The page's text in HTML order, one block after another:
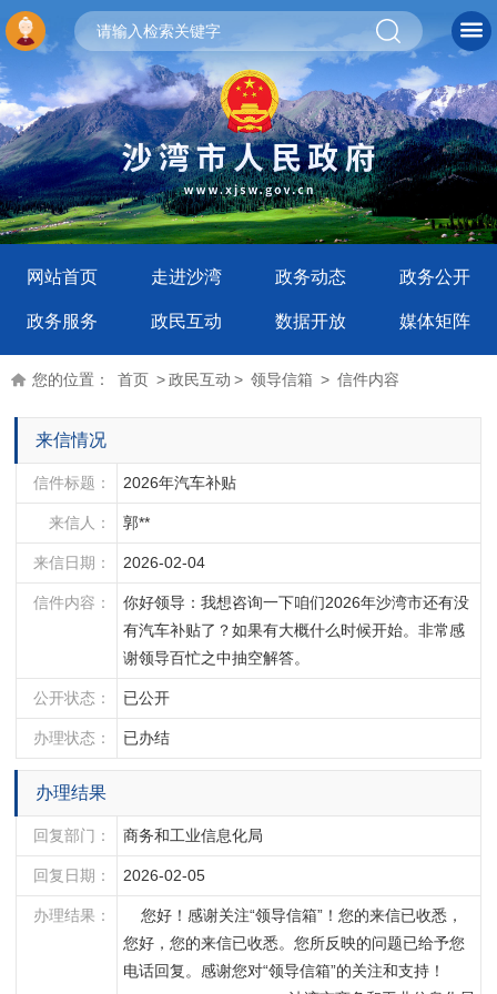
网站首页 走进沙湾 政务动态 政务公开
政务服务 政民互动 数据开放 媒体矩阵
您的位置： 首页 >政民互动 > 领导信箱 > 信件内容
来信情况
信件标题： 2026年汽车补贴
来信人： 郭**
来信日期： 2026-02-04
信件内容：
你好领导：我想咨询一下咱们2026年沙湾市还有没
有汽车补贴了？如果有大概什么时候开始。非常感
谢领导百忙之中抽空解答。
公开状态： 已公开
办理状态： 已办结
办理结果
回复部门： 商务和工业信息化局
回复日期： 2026-02-05
办理结果：
您好！感谢关注“领导信箱”！您的来信已收悉，
您好，您的来信已收悉。您所反映的问题已给予您
电话回复。感谢您对“领导信箱”的关注和支持！